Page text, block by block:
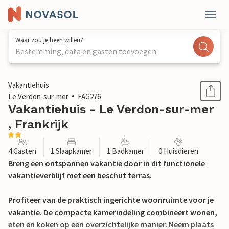
Waar zou je heen willen?
Bestemming, data en gasten toevoegen
1 / 20
Vakantiehuis
Le Verdon-sur-mer
FAG276
Vakantiehuis - Le Verdon-sur-mer
, Frankrijk
4 Gasten 1 Slaapkamer 1 Badkamer 0 Huisdieren
Breng een ontspannen vakantie door in dit functionele
vakantieverblijf met een beschut terras.
Profiteer van de praktisch ingerichte woonruimte voor je
vakantie. De compacte kamerindeling combineert wonen,
eten en koken op een overzichtelijke manier. Neem plaats